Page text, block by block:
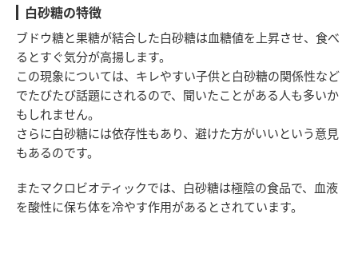
白砂糖の特徴
ブドウ糖と果糖が結合した白砂糖は血糖値を上昇させ、食べ
るとすぐ気分が高揚します。
この現象については、キレやすい子供と白砂糖の関係性など
でたびたび話題にされるので、聞いたことがある人も多いか
もしれません。
さらに白砂糖には依存性もあり、避けた方がいいという意見
もあるのです。
またマクロビオティックでは、白砂糖は極陰の食品で、血液
を酸性に保ち体を冷やす作用があるとされています。